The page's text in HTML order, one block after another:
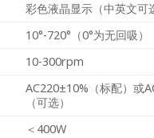
彩色液晶显示（中英文可
10°-720°（0°为无回吸）
10-300rpm
AC220±10%（标配）或
（可选）
＜400W